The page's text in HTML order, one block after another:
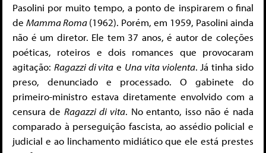
Pasolini por muito tempo, a ponto de inspirarem o final
de Mamma Roma(1962). Porém, em 1959, Pasolini ainda
não é um diretor. Ele tem 37 anos, é autor de coleções
poéticas, roteiros e dois romances que provocaram
agitação: Ragazzi di vita e Una vita violenta. Já tinha sido
preso, denunciado e processado. O gabinete do
primeiro-ministro estava diretamente envolvido com a
censura de Ragazzi di vita. No entanto, isso não é nada
comparado à perseguição fascista, ao assédio policial e
judicial e ao linchamento midiático que ele está prestes